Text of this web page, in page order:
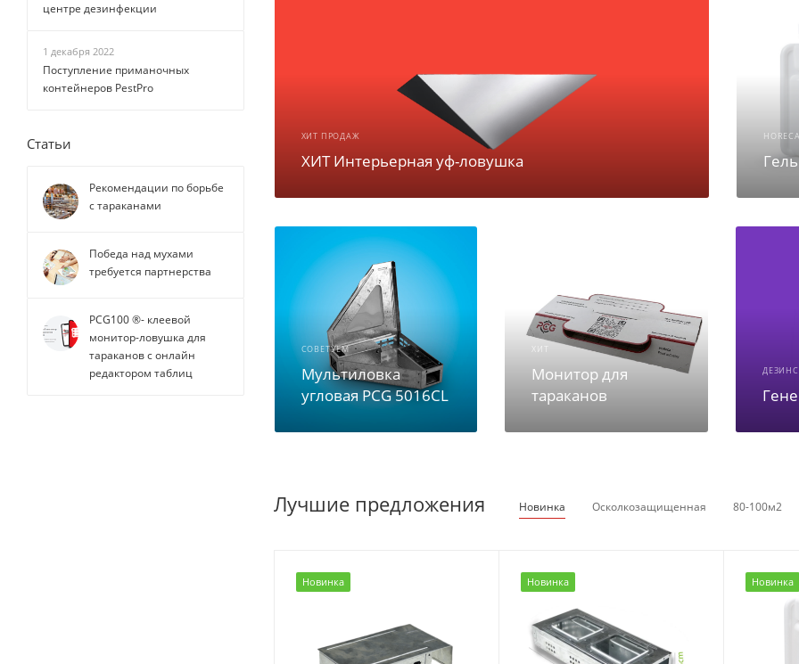
ХИТ ПРОДАЖ
ХИТ Интерьерная уф-ловушка
HORECA
СОВЕТУЕМ
Мультиловка
угловая PCG 5016CL
ХИТ
Монитор для
тараканов
Лучшие предложения Новинка Осколкозащищенная 80-100м2
Новинка Новинка Новинка
центре дезинфекции
1 декабря 2022
Поступление приманочных
контейнеров PestPro
Статьи
Рекомендации по борьбе
с тараканами
Победа над мухами
требуется партнерства
PCG100 ®- клеевой
монитор-ловушка для
тараканов с онлайн
редактором таблиц